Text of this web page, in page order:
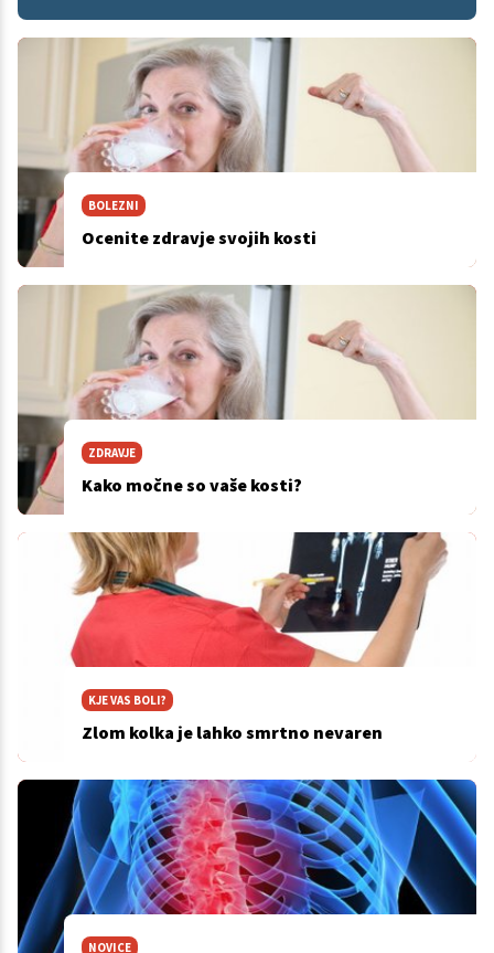
BOLEZNI
Ocenite zdravje svojih kosti
ZDRAVJE
Kako močne so vaše kosti?
KJE VAS BOLI?
Zlom kolka je lahko smrtno nevaren
NOVICE